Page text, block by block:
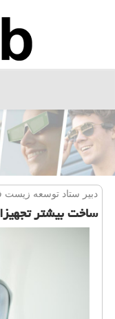
دبیر ستاد توسعه زیست
ساخت بیشتر